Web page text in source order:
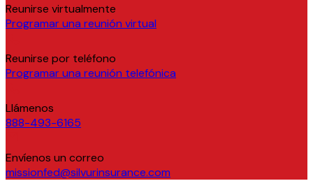
Reunirse virtualmente
Programar una reunión virtual
Reunirse por teléfono
Programar una reunión telefónica
Llámenos
888-493-6165
Envíenos un correo
missionfed@silvurinsurance.com